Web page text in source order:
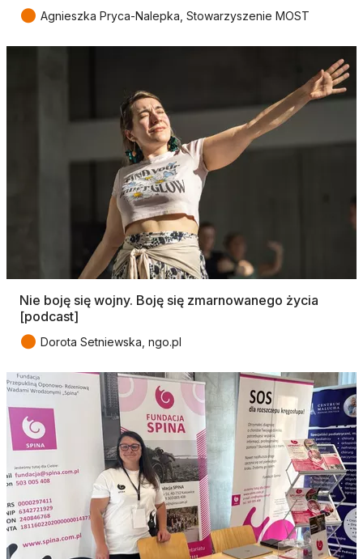
● Agnieszka Pryca-Nalepka, Stowarzyszenie MOST
Nie boję się wojny. Boję się zmarnowanego życia
[podcast]
● Dorota Setniewska, ngo.pl